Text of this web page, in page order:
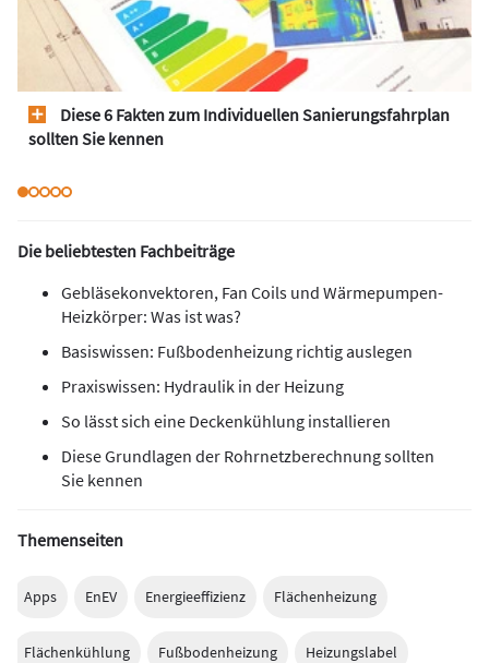
Diese 6 Fakten zum Individuellen Sanierungsfahrplan
sollten Sie kennen
Die beliebtesten Fachbeiträge
Gebläsekonvektoren, Fan Coils und Wärmepumpen-
Heizkörper: Was ist was?
Basiswissen: Fußbodenheizung richtig auslegen
Praxiswissen: Hydraulik in der Heizung
So lässt sich eine Deckenkühlung installieren
Diese Grundlagen der Rohrnetzberechnung sollten
Sie kennen
Themenseiten
Apps EnEV Energieeffizienz Flächenheizung
Flächenkühlung Fußbodenheizung Heizungslabel